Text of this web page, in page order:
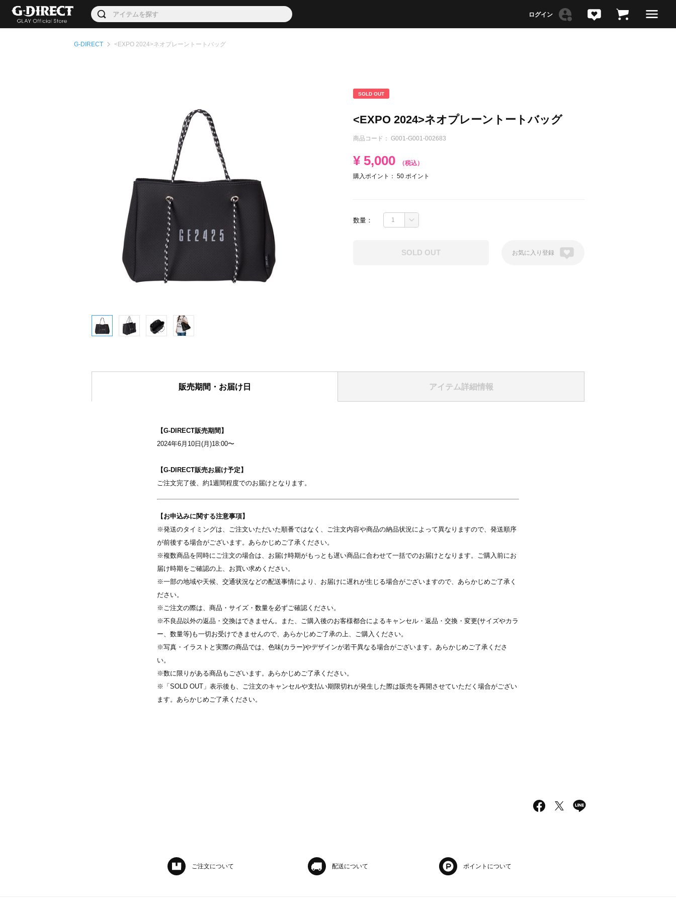
G-DIRECT <EXPO 2024>ネオプレーントートバッグ
SOLD OUT
<EXPO 2024>ネオプレーントートバッグ
商品コード： G001-G001-002683
¥ 5,000
（税込）
購入ポイント： 50 ポイント
数量：
SOLD OUT 登録
販売期間・お届け日 アイテム詳細情報
【G-DIRECT販売期間】
2024年6月10日(月)18:00〜
【G-DIRECT販売お届け予定】​
​ご注文完了後、約1週間程度でのお届けとなります。
【お申込みに関する注意事項】
※発送のタイミングは、ご注文いただいた順番ではなく、ご注文内容や商品の納品状況によって異なりますので、発送順序
が前後する場合がございます。あらかじめご了承ください。
※複数商品を同時にご注文の場合は、お届け時期がもっとも遅い商品に合わせて一括でのお届けとなります。ご購入前にお
届け時期をご確認の上、お買い求めください。
※一部の地域や天候、交通状況などの配送事情により、お届けに遅れが生じる場合がございますので、あらかじめご了承く
ださい。
※ご注文の際は、商品・サイズ・数量を必ずご確認ください。
※不良品以外の返品・交換はできません。また、ご購入後のお客様都合によるキャンセル・返品・交換・変更(サイズやカラ
ー、数量等)も一切お受けできませんので、あらかじめご了承の上、ご購入ください。
※写真・イラストと実際の商品では、色味(カラー)やデザインが若干異なる場合がございます。あらかじめご了承くださ
い。
※数に限りがある商品もございます。あらかじめご了承ください。
※「SOLD OUT」表示後も、ご注文のキャンセルや支払い期限切れが発生した際は販売を再開させていただく場合がござい
ます。あらかじめご了承ください。
ご注文について 配送について ポイントについて
写真を選択
※ 写真は配置後も変更できます
表紙
※ 写真は配置後も変更できます